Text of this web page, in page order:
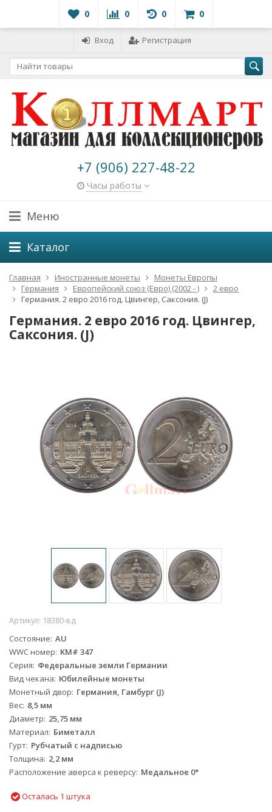
0 0 0 0
Вход Регистрация
+7 (906) 227-48-22
Часы работы
Меню
Каталог
Главная Иностранные монеты
Монеты Европы
Германия
Европейский союз (Евро) (2002 - )
2 евро
Германия. 2 евро 2016 год. Цвингер, Саксония. (J)
Германия. 2 евро 2016 год. Цвингер,
Саксония. (J)
Артикул: 18380-вд
Состояние AU
WWC номер KM# 347
Серия Федеральные земли Германии
Вид чекана Юбилейные монеты
Монетный двор Германия, Гамбург (J)
Вес 8,5 мм
Диаметр 25,75 мм
Материал Биметалл
Гурт Рубчатый с надписью
Толщина 2,2 мм
Расположение аверса к реверсу Медальное 0°
Осталась 1 штука